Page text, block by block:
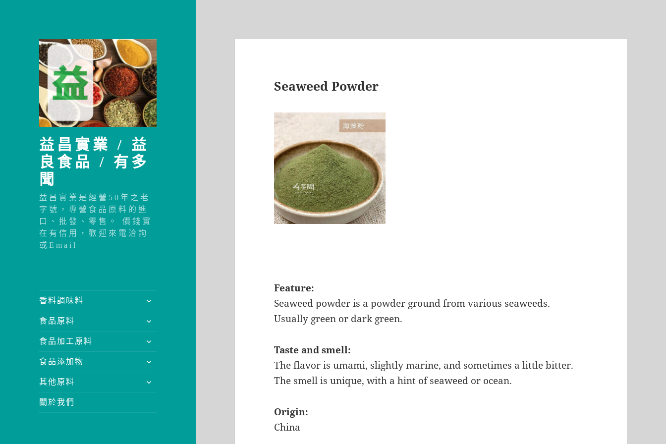
益昌實業 / 益
良食品 / 有多
聞
益昌實業是經營50年之老
字號，專營食品原料的進
口、批發、零售。 價錢實
在有信用，歡迎來電洽詢
或Email
香料調味料
展
開
子
選
單
食品原料
展
開
子
選
單
食品加工原料
展
開
子
選
單
食品添加物
展
開
子
選
其他原料
展
開
選
關於我們
Seaweed Powder
Feature:
Seaweed powder is a powder ground from various seaweeds.
Usually green or dark green.
Taste and smell:
The flavor is umami, slightly marine, and sometimes a little bitter.
The smell is unique, with a hint of seaweed or ocean.
Origin:
China